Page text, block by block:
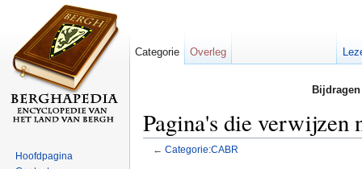
Pagina's die
← Categorie:CABR
Categorie Overleg
Hoofdpagina